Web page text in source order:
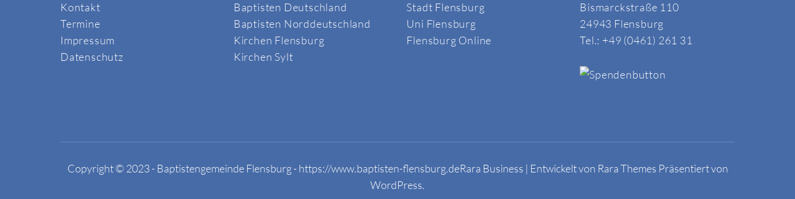
Kontakt
Termine
Impressum
Datenschutz
Baptisten Deutschland
Baptisten Norddeutschland
Kirchen Flensburg
Kirchen Sylt
Stadt Flensburg
Uni Flensburg
Flensburg Online
Bismarckstraße 110
24943 Flensburg
Tel.: +49 (0461) 261 31
Copyright © 2023 - Baptistengemeinde Flensburg - https://www.baptisten-flensburg.deRara Business | Entwickelt von Rara Themes Präsentiert von
WordPress.